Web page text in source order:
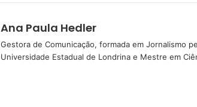
Ana Paula Hedler
Gestora de Comunicação, formada em Jornalismo
Universidade Estadual de Londrina e Mestre em